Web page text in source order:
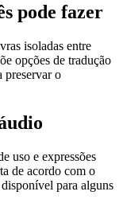
pode fazer
isoladas entre
opções de tradução
preservar o
uso e expressões
de acordo com o
para alguns